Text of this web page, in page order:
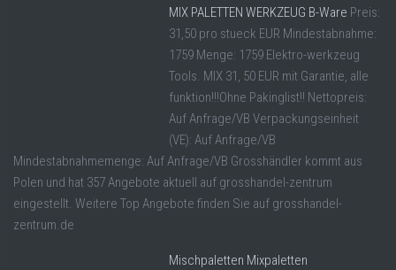
MIX PALETTEN WERKZEUG B-Ware Preis:
31,50 pro stueck EUR Mindestabnahme:
1759 Menge: 1759 Elektro-werkzeug
Tools. MIX 31, 50 EUR mit Garantie, alle
funktion!!!Ohne Pakinglist!! Nettopreis:
Auf Anfrage/VB Verpackungseinheit
(VE): Auf Anfrage/VB
Mindestabnahmemenge: Auf Anfrage/VB Grosshändler kommt aus
Polen und hat 357 Angebote aktuell auf grosshandel-zentrum
eingestellt. Weitere Top Angebote finden Sie auf grosshandel-
zentrum.de
Mischpaletten Mixpaletten